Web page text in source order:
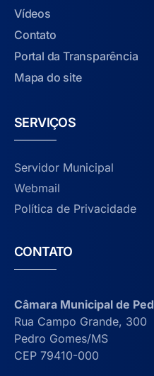
Vídeos
Contato
Portal da Transparência
Mapa do site
SERVIÇOS
Servidor Municipal
Webmail
Política de Privacidade
CONTATO
Câmara Municipal de
Rua Campo Grande, 300
Pedro Gomes/MS
CEP 79410-000